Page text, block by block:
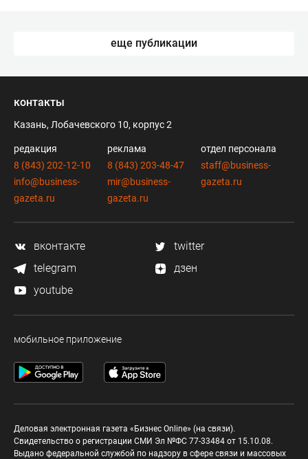
еще публикации
контакты
Казань, Лобачевского 10, корпус 2
редакция
8 (843) 202-12-10
info@business-
gazeta.ru
реклама
8 (843) 203-48-47
mir@business-
gazeta.ru
отдел персонала
staff@business-
gazeta.ru
вконтакте
twitter
telegram
дзен
youtube
мобильное приложение
Деловая электронная газета «Бизнес Online» (на связи).
Свидетельство о регистрации СМИ Эл №ФС 77-33484 от 15.10.08.
Выдано федеральной службой по надзору в сфере связи и массовых